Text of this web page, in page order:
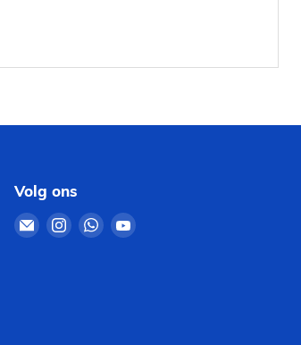
Volg ons
Email
Retro4Sale
Vind
ons
Vind
ons
Vind